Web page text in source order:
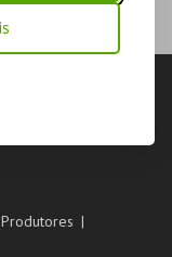
Produtores